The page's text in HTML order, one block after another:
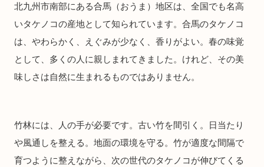
北九州市南部にある合馬（おうま）地区は、全国でも名高
いタケノコの産地として知られています。合馬のタケノコ
は、やわらかく、えぐみが少なく、香りがよい。春の味覚
として、多くの人に親しまれてきました。けれど、その美
味しさは自然に生まれるものではありません。
竹林には、人の手が必要です。古い竹を間引く。日当たり
や風通しを整える。地面の環境を守る。竹が適度な間隔で
育つように整えながら、次の世代のタケノコが伸びてくる